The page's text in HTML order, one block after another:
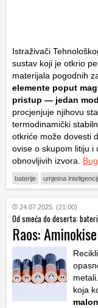
Istraživači
sustav koji je otkrio
materijala pogodnih
elemente poput
pristup — jedan
procjenjuje njihovu
termodinamički
otkriće može dovesti
ovise o skupom litiju i
obnovljivih izvora. Bug
baterije umjetna
24.07.2025. (21:00)
Od smeća do deserta:
Raos:
koja